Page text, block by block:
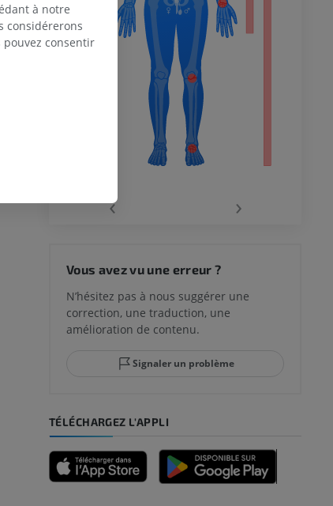
‹ ›
Vous avez vu une erreur ?
N’hésitez pas à nous suggérer une
correction, une traduction, une
amélioration de contenu.
Signaler un problème
TÉLÉCHARGEZ L'APPLI
à notre
considérerons
consentir